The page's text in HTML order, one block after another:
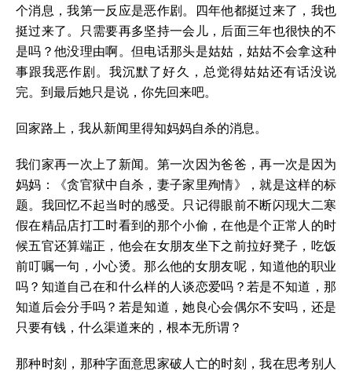
个消息，我第一反应是恶作剧。四年他都挺过来了，我也
挺过来了。只需要再多坚持一会儿，后面三年也很快的不
是吗？他没理由啊。但电话那头是姑姑，姑姑不会拿这种
事跟我恶作剧。我沉默了好久，总觉得姑姑还有话没说
完。到最后她只是说，你先回来吧。
回家路上，我从新闻里得知妈妈自杀的消息。
我们家再一次上了新闻。第一次因为爸爸，再一次是因为
妈妈：《贪官狱中自杀，妻子家里殉情》，就是这样的标
题。我回忆不起当时的感受。只记得眼前不断闪现大二寒
假在精品店打工时看到的那个小偷，在他是个正常人的时
候五官还算端正，他会在女朋友坐下之前拉好凳子，吃饭
前叮嘱一句，小心烫。那么他的女朋友呢，知道他的职业
吗？知道自己在和什么样的人谈恋爱吗？若是不知道，那
知道后会分手吗？若是知道，她良心会偶尔不安吗，还是
只要有钱，什么渠道来的，根本无所谓？
那种时刻，那种字面意思家破人亡的时刻，我在思考别人